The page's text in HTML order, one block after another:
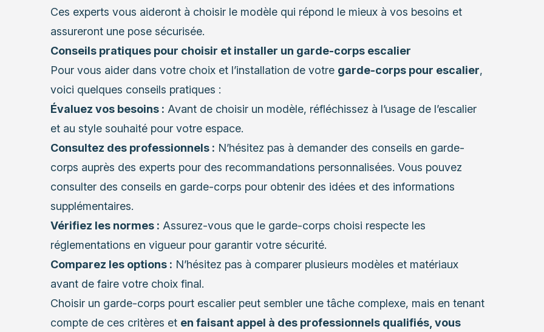
Ces experts vous aideront à choisir le modèle qui répond le mieux à vos besoins et
assureront une pose sécurisée.
Conseils pratiques pour choisir et installer un garde-corps escalier
Pour vous aider dans votre choix et l’installation de votre garde-corps pour escalier,
voici quelques conseils pratiques :
Évaluez vos besoins : Avant de choisir un modèle, réfléchissez à l’usage de l’escalier
et au style souhaité pour votre espace.
Consultez des professionnels : N’hésitez pas à demander des conseils en garde-
corps auprès des experts pour des recommandations personnalisées. Vous pouvez
consulter des conseils en garde-corps pour obtenir des idées et des informations
supplémentaires.
Vérifiez les normes : Assurez-vous que le garde-corps choisi respecte les
réglementations en vigueur pour garantir votre sécurité.
Comparez les options : N’hésitez pas à comparer plusieurs modèles et matériaux
avant de faire votre choix final.
Choisir un garde-corps pourt escalier peut sembler une tâche complexe, mais en tenant
compte de ces critères et en faisant appel à des professionnels qualifiés, vous